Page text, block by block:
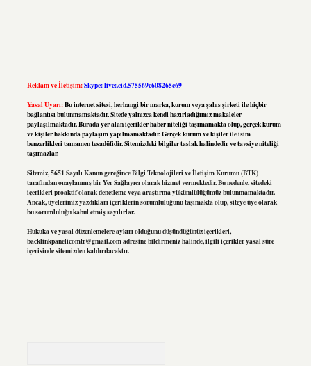
Reklam ve İletişim:Skype: live:.cid.575569c608265c69
Yasal Uyarı:Bu internet sitesi, herhangi bir marka, kurum veya şahıs şirketi ile hiçbir
bağlantısı bulunmamaktadır. Sitede yalnızca kendi hazırladığımız makaleler
paylaşılmaktadır. Burada yer alan içerikler haber niteliği taşımamakta olup, gerçek kurum
ve kişiler hakkında paylaşım yapılmamaktadır. Gerçek kurum ve kişiler ile isim
benzerlikleri tamamen tesadüfidir. Sitemizdeki bilgiler taslak halindedir ve tavsiye niteliği
taşımazlar.
Sitemiz, 5651 Sayılı Kanun gereğince Bilgi Teknolojileri ve İletişim Kurumu (BTK)
tarafından onaylanmış bir Yer Sağlayıcı olarak hizmet vermektedir. Bu nedenle, sitedeki
içerikleri proaktif olarak denetleme veya araştırma yükümlülüğümüz bulunmamaktadır.
Ancak, üyelerimiz yazdıkları içeriklerin sorumluluğunu taşımakta olup, siteye üye olarak
bu sorumluluğu kabul etmiş sayılırlar.
Hukuka ve yasal düzenlemelere aykırı olduğunu düşündüğünüz içerikleri,
backlinkpanelicomtr@gmail.comadresine bildirmeniz halinde, ilgili içerikler yasal süre
içerisinde sitemizden kaldırılacaktır.